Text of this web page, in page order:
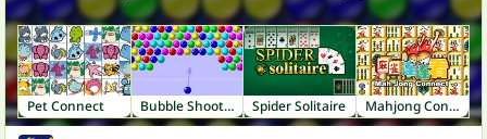
Pet Connect Bubble Shooter Spider Solitaire Mahjong Connect